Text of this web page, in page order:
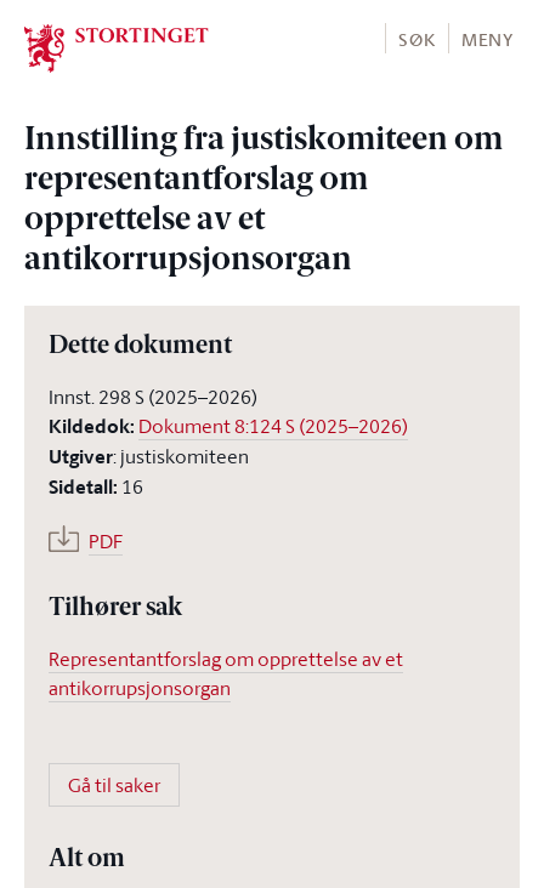
Stortinget.no
SØK MENY
Innstilling fra justiskomiteen om
representantforslag om
opprettelse av et
antikorrupsjonsorgan
Dette dokument
Innst. 298 S (2025–2026)
Kildedok: Dokument 8:124 S (2025–2026)
Utgiver:justiskomiteen
Sidetall: 16
PDF
Tilhører sak
Representantforslag om opprettelse av et
antikorrupsjonsorgan
Gå til saker
Alt om